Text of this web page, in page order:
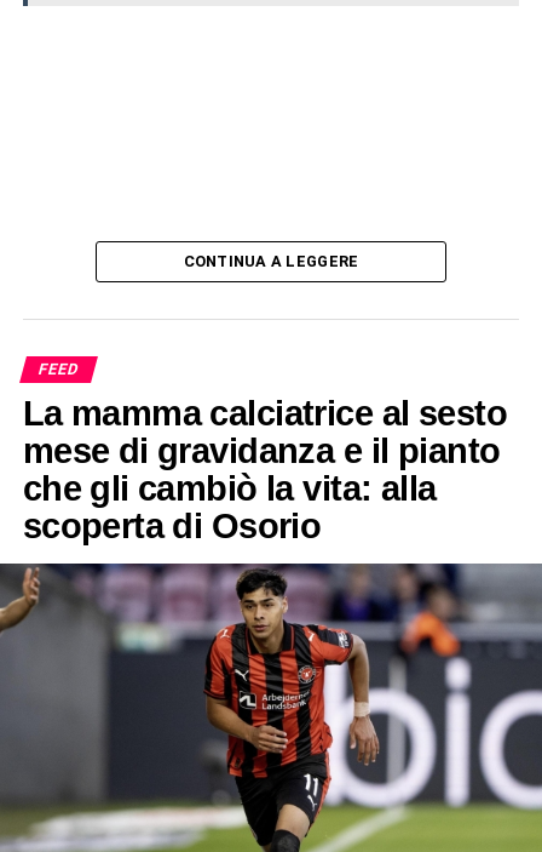
CONTINUA A LEGGERE
FEED
La mamma calciatrice al sesto
mese di gravidanza e il pianto
che gli cambiò la vita: alla
scoperta di Osorio